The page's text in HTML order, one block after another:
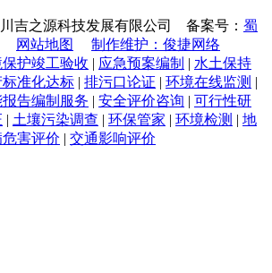
吉之源科技发展有限公司 备案号： 蜀
网站地图
制作维护：俊捷网络
护竣工验收 | 应急预案编制 | 水土保持
准化达标 | 排污口论证 | 环境在线监测 |
告编制服务 | 安全评价咨询 | 可行性研
| 土壤污染调查 | 环保管家 | 环境检测 | 地
害评价 | 交通影响评价